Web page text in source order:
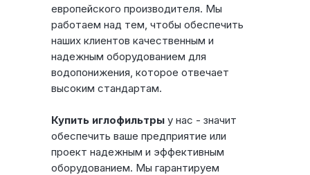
европейского производителя. Мы
работаем над тем, чтобы обеспечить
наших клиентов качественным и
надежным оборудованием для
водопонижения, которое отвечает
высоким стандартам.
Купить иглофильтры у нас - значит
обеспечить ваше предприятие или
проект надежным и эффективным
оборудованием. Мы гарантируем
Контакты
Каталог
Водопонижение
О компании
Услуги
Информация